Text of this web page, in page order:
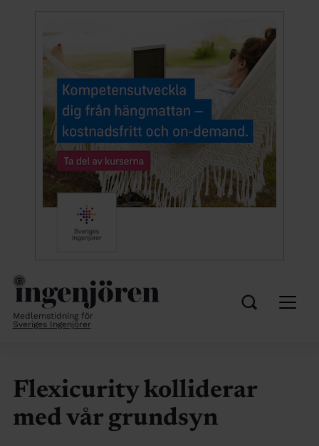
Medlemstidning för
Sveriges Ingenjörer
Flexicurity kolliderar
med vår grundsyn